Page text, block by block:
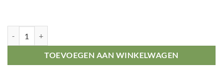
TOEVOEGEN AAN WINKELWAGEN